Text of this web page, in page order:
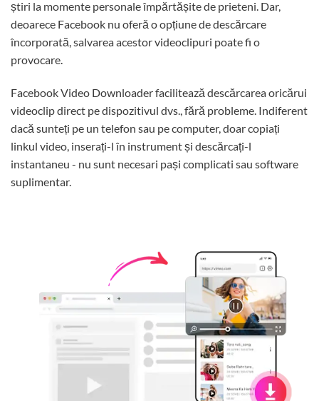
știri la momente personale împărtășite de prieteni. Dar,
deoarece Facebook nu oferă o opțiune de descărcare
încorporată, salvarea acestor videoclipuri poate fi o
provocare.
Facebook Video Downloader facilitează descărcarea oricărui
videoclip direct pe dispozitivul dvs., fără probleme. Indiferent
dacă sunteți pe un telefon sau pe computer, doar copiați
linkul video, inserați-l în instrument și descărcați-l
instantaneu - nu sunt necesari pași complicati sau software
suplimentar.